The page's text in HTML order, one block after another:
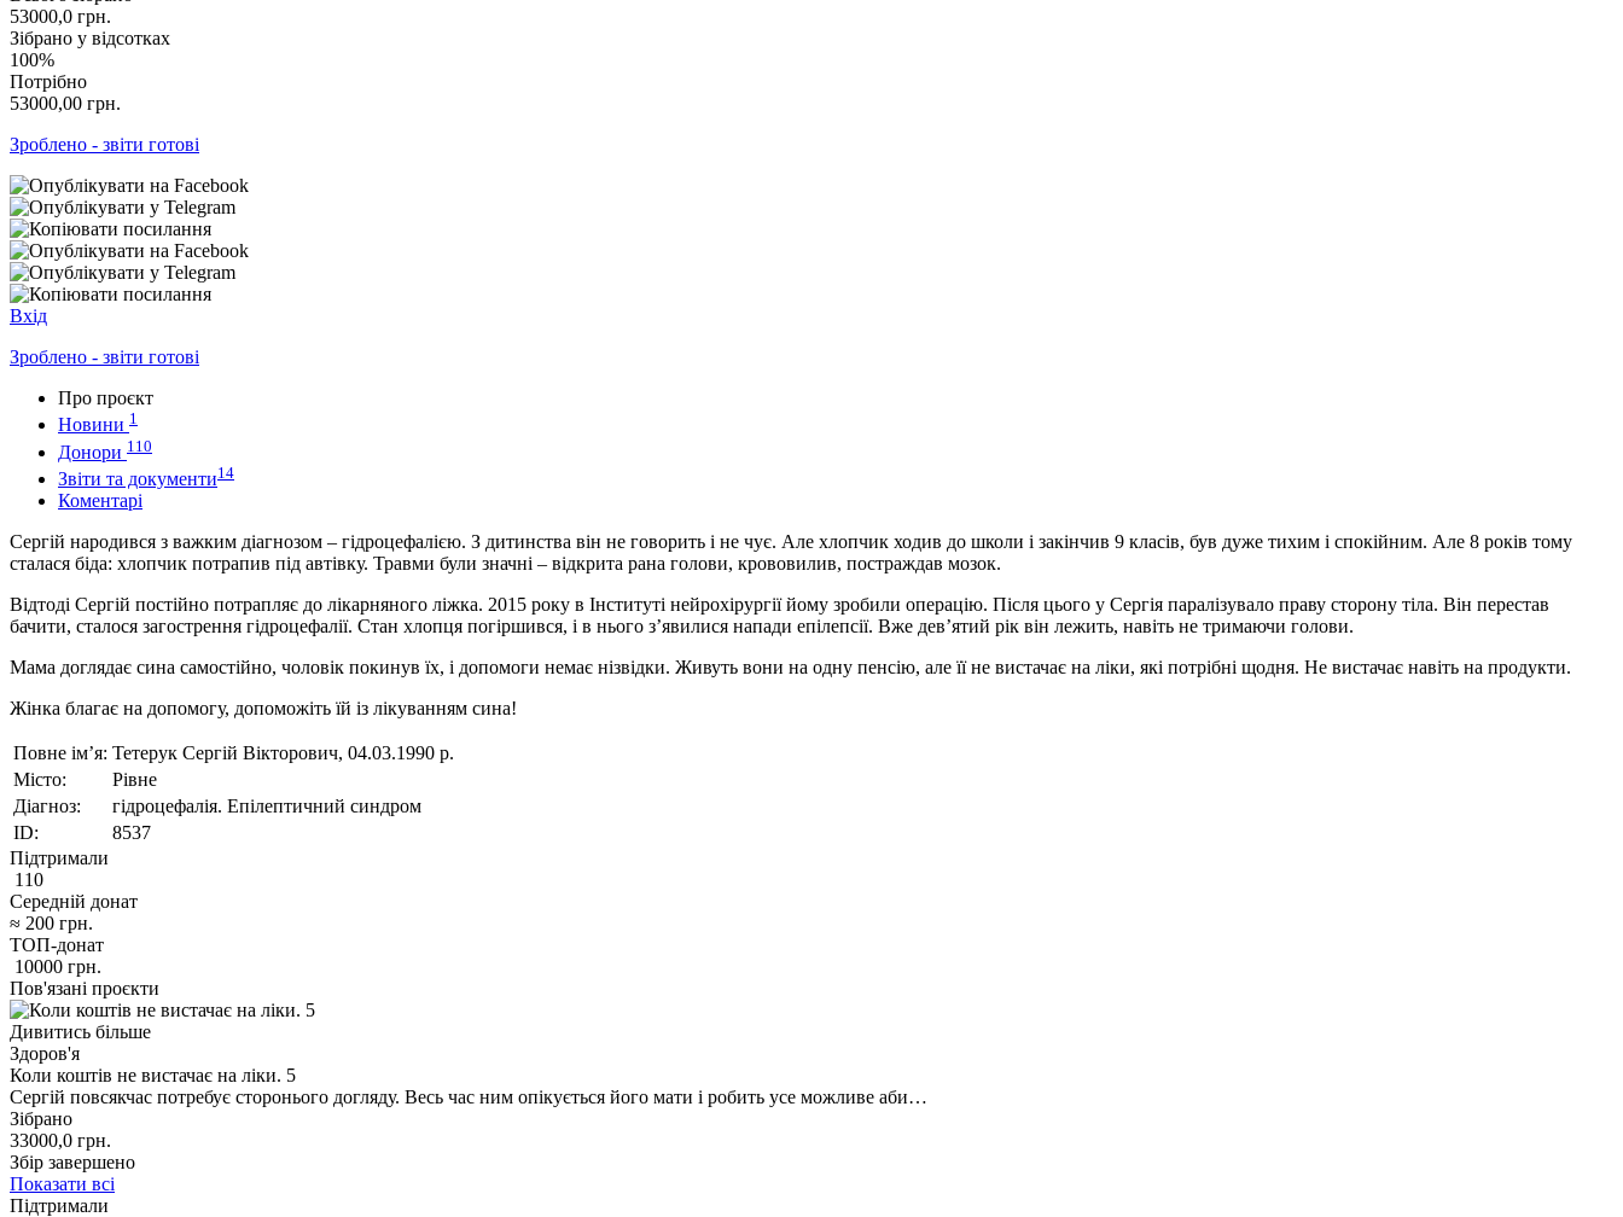
53000,0 грн.
Зібрано у відсотках
100%
Потрібно
53000,00 грн.
Зроблено - звіти готові
Вхід
Зроблено - звіти готові
Про проєкт
Новини 1
Донори 110
Звіти та документи14
Коментарі
Сергій народився з важким діагнозом – гідроцефалією. З дитинства він не говорить і не чує. Але хлопчик ходив до школи і закінчив 9 класів, був дуже тихим і спокійним. Але 8 років тому
сталася біда: хлопчик потрапив під автівку. Травми були значні – відкрита рана голови, крововилив, постраждав мозок.
Відтоді Сергій постійно потрапляє до лікарняного ліжка. 2015 року в Інституті нейрохірургії йому зробили операцію. Після цього у Сергія паралізувало праву сторону тіла. Він перестав
бачити, сталося загострення гідроцефалії. Стан хлопця погіршився, і в нього зʼявилися напади епілепсії. Вже девʼятий рік він лежить, навіть не тримаючи голови.
Мама доглядає сина самостійно, чоловік покинув їх, і допомоги немає нізвідки. Живуть вони на одну пенсію, але її не вистачає на ліки, які потрібні щодня. Не вистачає навіть на продукти.
Жінка благає на допомогу, допоможіть їй із лікуванням сина!
Повне ім’я: Тетерук Сергій Вікторович, 04.03.1990 р.
Місто:
Рівне
Діагноз:
гідроцефалія. Епілептичний синдром
ID:
8537
Підтримали
110
Середній донат
≈ 200 грн.
ТОП-донат
10000 грн.
Пов'язані проєкти
Дивитись більше
Здоров'я
Коли коштів не вистачає на ліки. 5
Сергій повсякчас потребує сторонього догляду. Весь час ним опікується його мати і робить усе можливе аби…
Зібрано
33000,0 грн.
Збір завершено
Показати всі
Підтримали